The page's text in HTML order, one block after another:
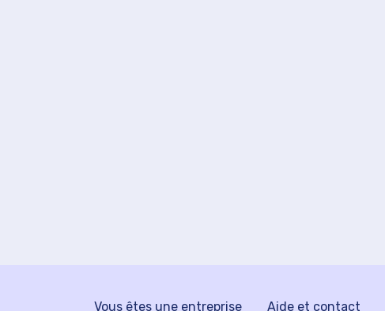
Vous êtes une entreprise Aide et contact